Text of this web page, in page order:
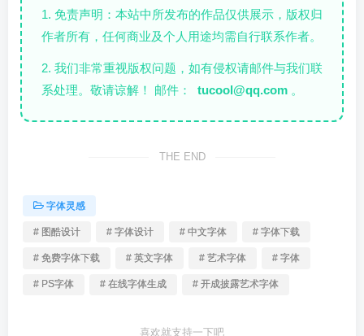
1. 免责声明：本站中所发布的作品仅供展示，版权归
作者所有，任何商业及个人用途均需自行联系作者。
2. 我们非常重视版权问题，如有侵权请邮件与我们联
系处理。敬请谅解！ 邮件：
tucool@qq.com 。
THE END
字体灵感
# 图酷设计 # 字体设计 # 中文字体 # 字体下载
# 免费字体下载 # 英文字体 # 艺术字体 # 字体
# PS字体 # 在线字体生成 # 开成披露艺术字体
喜欢就支持一下吧